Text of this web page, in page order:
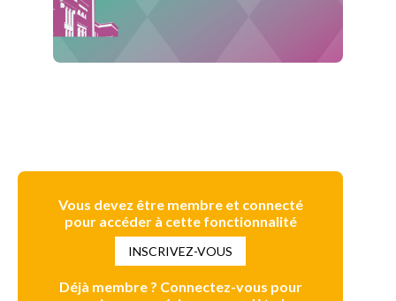
Vous devez être membre et connecté
pour accéder à cette fonctionnalité
INSCRIVEZ-VOUS
Déjà membre ? Connectez-vous pour